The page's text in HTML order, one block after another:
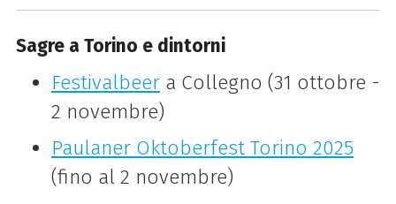
Sagre a Torino e dintorni
Festivalbeera Collegno (31 ottobre -
2 novembre)
Paulaner Oktoberfest Torino 2025
(fino al 2 novembre)